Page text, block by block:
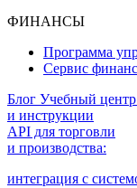
ФИНАНСЫ
Программа
Сервис
Блог Учебный центр
и инструкции
API для торговли
и производства:
интеграция с